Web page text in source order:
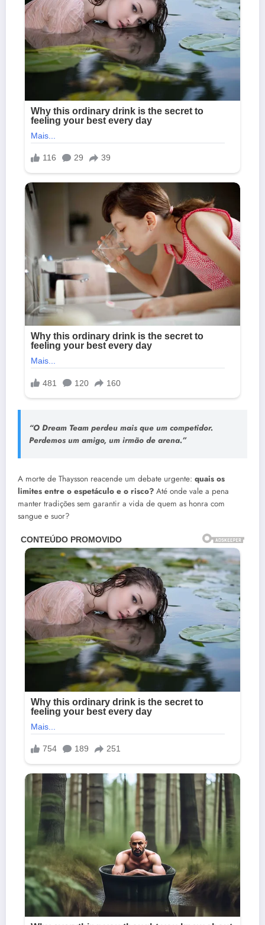
“O Dream Team perdeu mais que um competidor.
Perdemos um amigo, um irmão de arena.”
A morte de Thaysson reacende um debate urgente: quais os
limites entre o espetáculo e o risco? Até onde vale a pena
manter tradições sem garantir a vida de quem as honra com
sangue e suor?